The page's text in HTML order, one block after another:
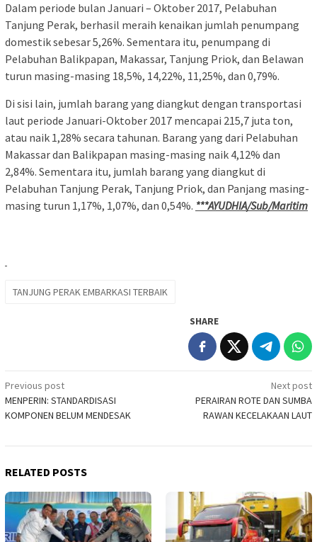
Dalam periode bulan Januari – Oktober 2017, Pelabuhan
Tanjung Perak, berhasil meraih kenaikan jumlah penumpang
domestik sebesar 5,26%. Sementara itu, penumpang di
Pelabuhan Balikpapan, Makassar, Tanjung Priok, dan Belawan
turun masing-masing 18,5%, 14,22%, 11,25%, dan 0,79%.
Di sisi lain, jumlah barang yang diangkut dengan transportasi
laut periode Januari-Oktober 2017 mencapai 215,7 juta ton,
atau naik 1,28% secara tahunan. Barang yang dari Pelabuhan
Makassar dan Balikpapan masing-masing naik 4,12% dan
2,84%. Sementara itu, jumlah barang yang diangkut di
Pelabuhan Tanjung Perak, Tanjung Priok, dan Panjang masing-
masing turun 1,17%, 1,07%, dan 0,54%. ***AYUDHIA/Sub/Maritim
TANJUNG PERAK EMBARKASI TERBAIK
SHARE
Post
navigation
Previous post
MENPERIN: STANDARDISASI
KOMPONEN BELUM MENDESAK
Next post
PERAIRAN ROTE DAN SUMBA
RAWAN KECELAKAAN LAUT
RELATED POSTS